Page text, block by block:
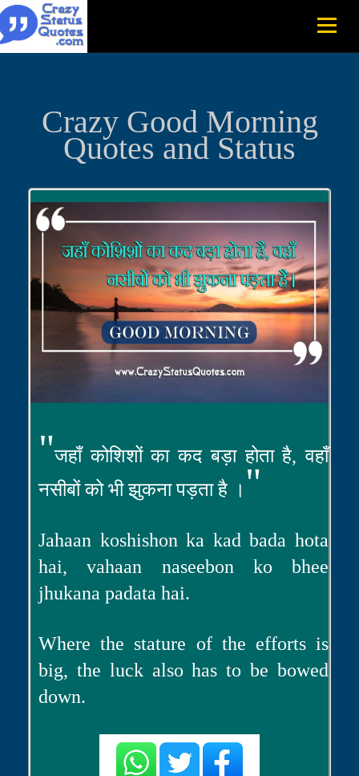
Crazy Good Morning
Quotes and Status
"जहाँ कोशिशों का कद बड़ा होता है, वहाँ
नसीबों को भी झुकना पड़ता है । "
Jahaan koshishon ka kad bada hota
hai, vahaan naseebon ko bhee
jhukana padata hai.
Where the stature of the efforts is
big, the luck also has to be bowed
down.